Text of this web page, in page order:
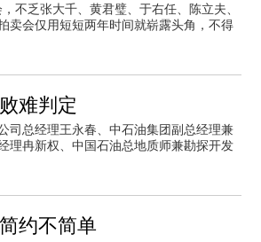
乏张大千、黄君璧、于右任、陈立夫、
卖会仅用短短两年时间就崭露头角，不得
难判定
司总经理王永春、中石油集团副总经理兼
理冉新权、中国石油总地质师兼勘探开发
约不简单